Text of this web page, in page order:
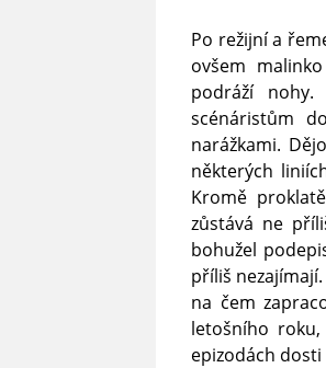
Po režijní a
ovšem
podráží
scénáristům
narážkami.
některých
Kromě
zůstává ne
bohužel
příliš
na čem
letošního
epizodách dosti